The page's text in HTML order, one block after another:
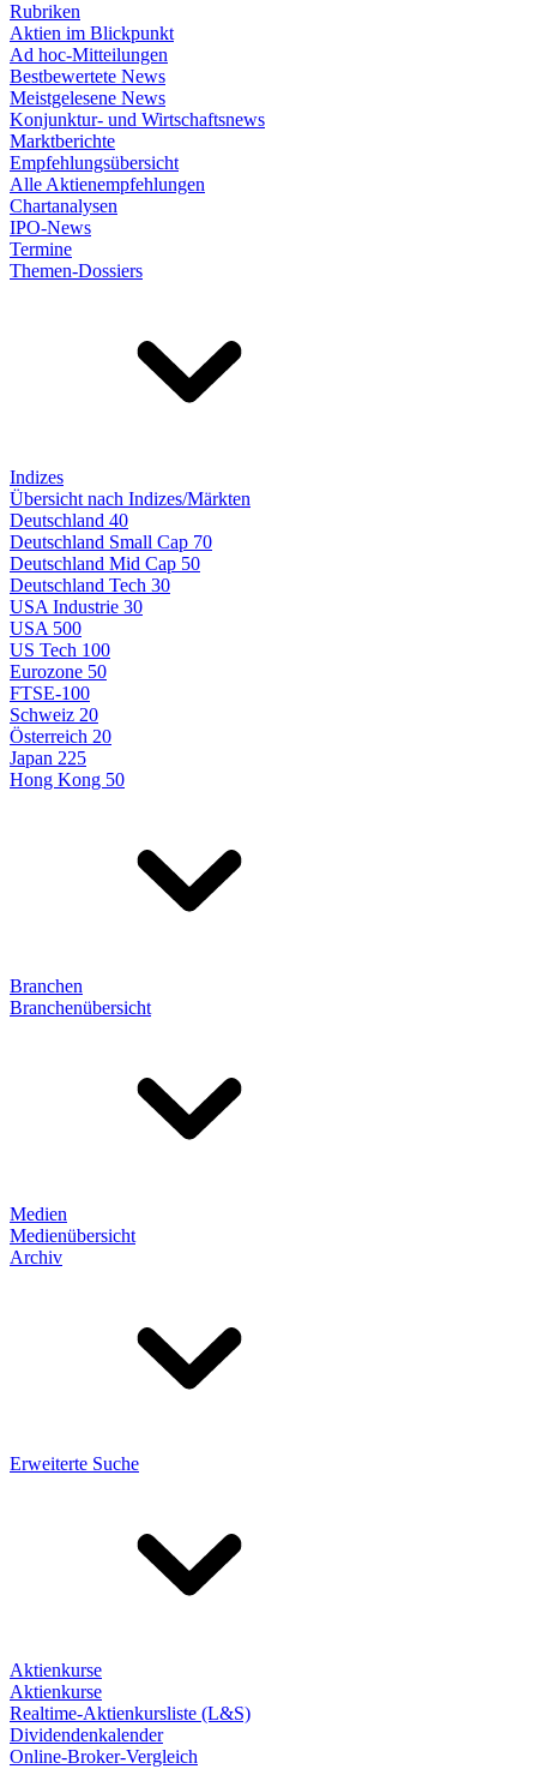
Rubriken
Aktien im Blickpunkt
Ad hoc-Mitteilungen
Bestbewertete News
Meistgelesene News
Konjunktur- und Wirtschaftsnews
Marktberichte
Empfehlungsübersicht
Alle Aktienempfehlungen
Chartanalysen
IPO-News
Termine
Themen-Dossiers
Indizes
Übersicht nach Indizes/Märkten
Deutschland 40
Deutschland Small Cap 70
Deutschland Mid Cap 50
Deutschland Tech 30
USA Industrie 30
USA 500
US Tech 100
Eurozone 50
FTSE-100
Schweiz 20
Österreich 20
Japan 225
Hong Kong 50
Branchen
Branchenübersicht
Medien
Medienübersicht
Archiv
Erweiterte Suche
Aktienkurse
Aktienkurse
Realtime-Aktienkursliste (L&S)
Dividendenkalender
Online-Broker-Vergleich